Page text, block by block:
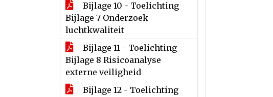
Bijlage 10 - Toelichting
Bijlage 7 Onderzoek
luchtkwaliteit
Bijlage 11 - Toelichting
Bijlage 8 Risicoanalyse
externe veiligheid
Bijlage 12 - Toelichting